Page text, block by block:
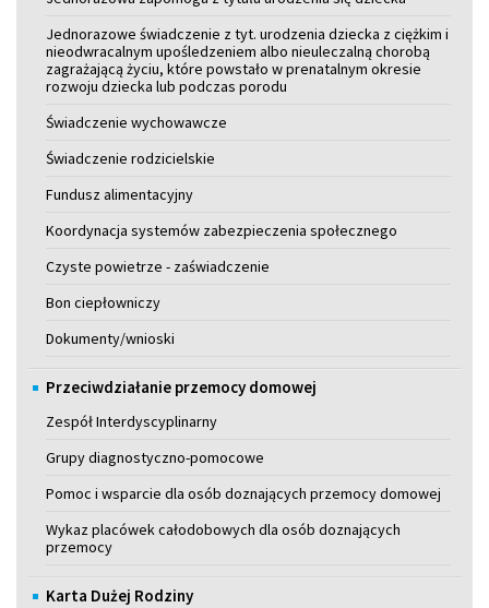
Jednorazowe świadczenie z tyt. urodzenia dziecka z ciężkim i
nieodwracalnym upośledzeniem albo nieuleczalną chorobą
zagrażającą życiu, które powstało w prenatalnym okresie
rozwoju dziecka lub podczas porodu
Świadczenie wychowawcze
Świadczenie rodzicielskie
Fundusz alimentacyjny
Koordynacja systemów zabezpieczenia społecznego
Czyste powietrze - zaświadczenie
Bon ciepłowniczy
Dokumenty/wnioski
Przeciwdziałanie przemocy domowej
Zespół Interdyscyplinarny
Grupy diagnostyczno-pomocowe
Pomoc i wsparcie dla osób doznających przemocy domowej
Wykaz placówek całodobowych dla osób doznających
przemocy
Karta Dużej Rodziny